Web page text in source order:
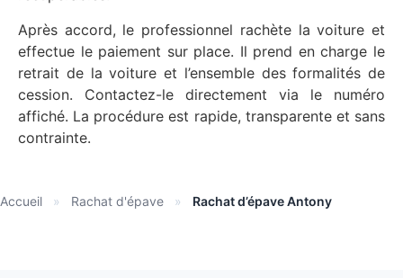
Après accord, le professionnel rachète la voiture et
effectue le paiement sur place. Il prend en charge le
retrait de la voiture et l’ensemble des formalités de
cession. Contactez-le directement via le numéro
affiché. La procédure est rapide, transparente et sans
contrainte.
Accueil » Rachat d'épave » Rachat d’épave Antony